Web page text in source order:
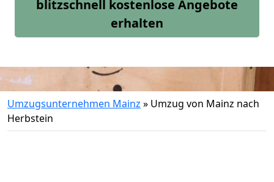
blitzschnell kostenlose Angebote
erhalten
Umzugsunternehmen Mainz » Umzug von Mainz nach
Herbstein